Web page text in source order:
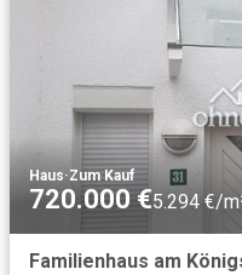
Haus·Zum Kauf
720.000 €5.294 €/
Familienhaus am